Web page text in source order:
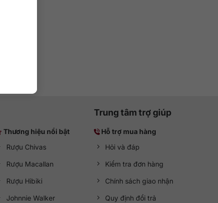
Thương hiệu nổi bật
Rượu Chivas
Rượu Macallan
Rượu Hibiki
Johnnie Walker
Trung tâm trợ giúp
Hỗ trợ mua hàng
Hỏi và đáp
Kiểm tra đơn hàng
Chính sách giao nhận
Quy định đổi trả